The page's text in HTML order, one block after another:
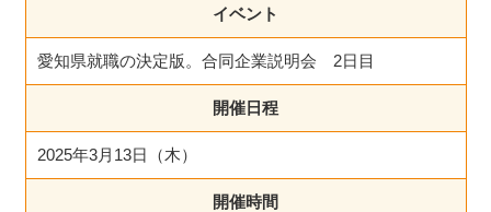
イベント
愛知県就職の決定版。合同企業説明会 2日目
開催日程
2025年3月13日（木）
開催時間